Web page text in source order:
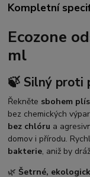
Kompletní
Ecozone
ml
🍃 Silný proti
Řekněte sbohem
bez chemických
bez chlóru a
domov i přírodu.
bakterie, aniž by
🌿 Šetrné,